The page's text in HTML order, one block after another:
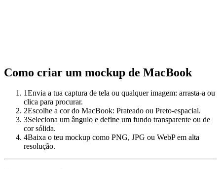
Como criar um mockup de MacBook
1Envia a tua captura de tela ou qualquer imagem: arrasta-a ou
clica para procurar.
2Escolhe a cor do MacBook: Prateado ou Preto-espacial.
3Seleciona um ângulo e define um fundo transparente ou de
cor sólida.
4Baixa o teu mockup como PNG, JPG ou WebP em alta
resolução.